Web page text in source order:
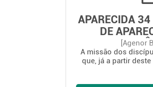
APARECIDA
DE
[Agenor
A missão dos
que, já a partir